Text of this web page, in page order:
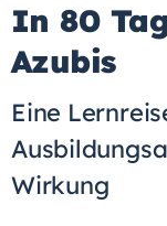
In 80
Azubis
Eine
Wirkung